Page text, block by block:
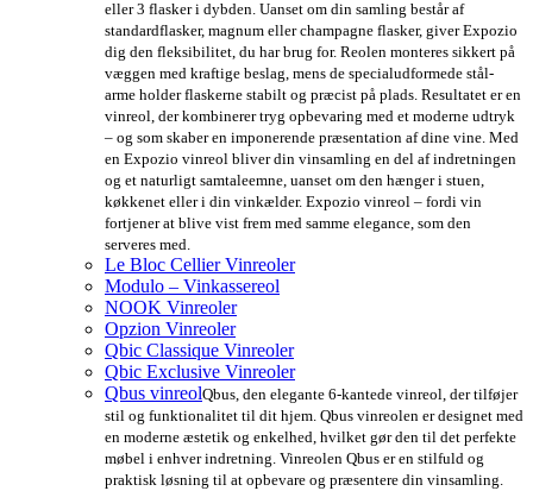
eller 3 flasker i dybden. Uanset om din samling består af
standardflasker, magnum eller champagne flasker, giver Expozio
dig den fleksibilitet, du har brug for. Reolen monteres sikkert på
væggen med kraftige beslag, mens de specialudformede stål-
arme holder flaskerne stabilt og præcist på plads. Resultatet er en
vinreol, der kombinerer tryg opbevaring med et moderne udtryk
– og som skaber en imponerende præsentation af dine vine. Med
en Expozio vinreol bliver din vinsamling en del af indretningen
og et naturligt samtaleemne, uanset om den hænger i stuen,
køkkenet eller i din vinkælder. Expozio vinreol – fordi vin
fortjener at blive vist frem med samme elegance, som den
serveres med.
Le Bloc Cellier Vinreoler
Modulo – Vinkassereol
NOOK Vinreoler
Opzion Vinreoler
Qbic Classique Vinreoler
Qbic Exclusive Vinreoler
Qbus vinreolQbus, den elegante 6-kantede vinreol, der tilføjer
stil og funktionalitet til dit hjem. Qbus vinreolen er designet med
en moderne æstetik og enkelhed, hvilket gør den til det perfekte
møbel i enhver indretning. Vinreolen Qbus er en stilfuld og
praktisk løsning til at opbevare og præsentere din vinsamling.